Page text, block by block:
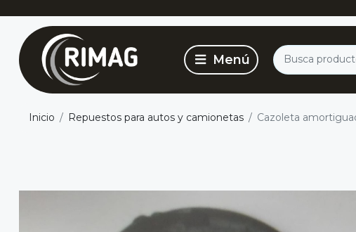
Inicio Repuestos para autos y camionetas Cazoleta